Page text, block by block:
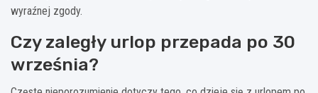
wyraźnej zgody.
Czy zaległy urlop przepada po 30
września?